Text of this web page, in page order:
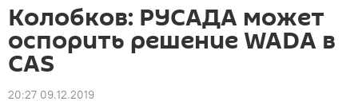
Колобков: РУСАДА может
оспорить решение WADA в
CAS
20:27 09.12.2019